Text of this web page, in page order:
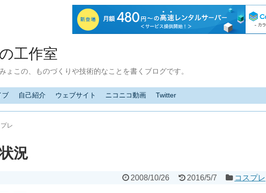
工作室
ょこの、ものづくりや技術的なことを書くブログです。
ブ 自己紹介 ウェブサイト ニコニコ動画 Twitter
レ
況
2008/10/26 2016/5/7 コスプレ